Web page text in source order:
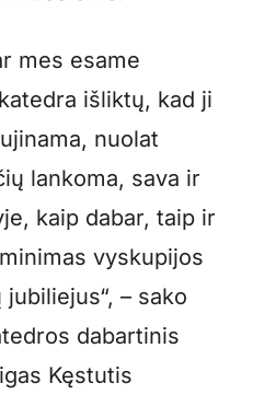
mes esame
išliktų, kad ji
nuolat
lankoma, sava ir
kaip dabar, taip ir
vyskupijos
– sako
dabartinis
Kęstutis